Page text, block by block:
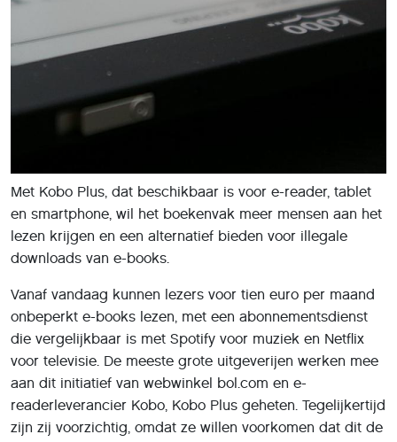
Met Kobo Plus, dat beschikbaar is voor e-reader, tablet
en smartphone, wil het boekenvak meer mensen aan het
lezen krijgen en een alternatief bieden voor illegale
downloads van e-books.
Vanaf vandaag kunnen lezers voor tien euro per maand
onbeperkt e-books lezen, met een abonnementsdienst
die vergelijkbaar is met Spotify voor muziek en Netflix
voor televisie. De meeste grote uitgeverijen werken mee
aan dit initiatief van webwinkel bol.com en e-
readerleverancier Kobo, Kobo Plus geheten. Tegelijkertijd
zijn zij voorzichtig, omdat ze willen voorkomen dat dit de